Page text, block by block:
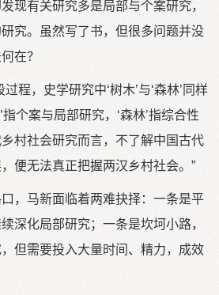
现有关研究多是局部与个案研究，
究。虽然写了书，但很多问题并没
在？
程，史学研究中‘树木’与‘森林’同样
指个案与局部研究，‘森林’指综合性
村社会研究而言，不了解中国古代
便无法真正把握两汉乡村社会。”
，马新面临着两难抉择：一条是平
深化局部研究；一条是坎坷小路，
但需要投入大量时间、精力，成效